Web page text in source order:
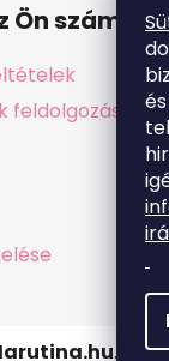
Ön számára
feldolgozása
.